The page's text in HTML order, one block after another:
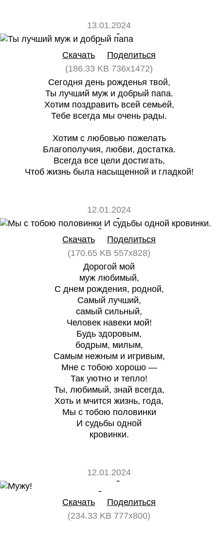
13.01.2024
0 0
Скачать
Поделиться
(186.33 KB 736x1472)
Сегодня день рожденья твой,
Ты лучший муж и добрый папа.
Хотим поздравить всей семьей,
Тебе всегда мы очень рады.
Хотим с любовью пожелать
Благополучия, любви, достатка.
Всегда все цели достигать,
Чтоб жизнь была насыщенной и гладкой!
12.01.2024
0 0
Скачать
Поделиться
(170.65 KB 557x828)
Дорогой мой
муж любимый,
С днем рождения, родной,
Самый лучший,
самый сильный,
Человек навеки мой!
Будь здоровым,
бодрым, милым,
Самым нежным и игривым,
Мне с тобою хорошо —
Так уютно и тепло!
Ты, любимый, знай всегда,
Хоть и мчится жизнь, года,
Мы с тобою половинки
И судьбы одной
кровинки.
12.01.2024
Скачать
Поделиться
(234.33 KB 777x800)